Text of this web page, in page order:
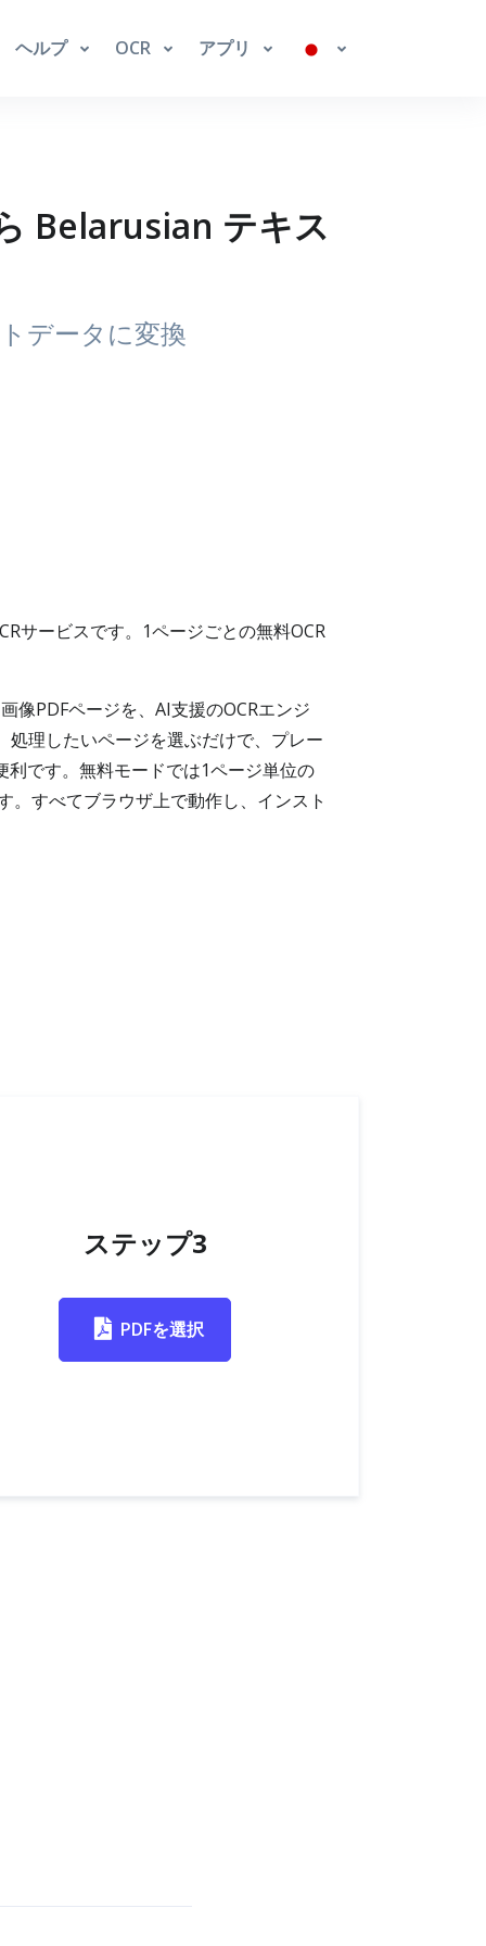
ヘルプ OCR アプリ
Belarusian テキス
データに変換
サービスです。1ページごとの無料OCR
像PDFページを、AI支援のOCRエンジ
理したいページを選ぶだけで、プレー
です。無料モードでは1ページ単位の
すべてブラウザ上で動作し、インスト
ステップ3
PDFを選択